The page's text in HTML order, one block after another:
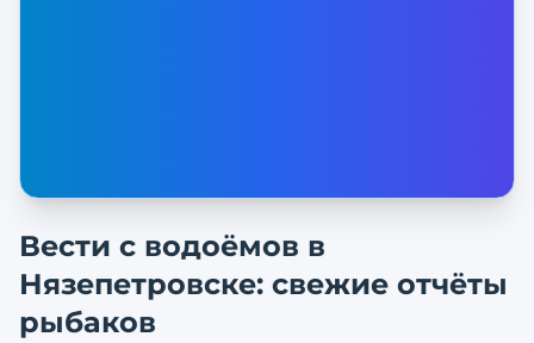
Вести с водоёмов в
Нязепетровске: свежие отчёты
рыбаков